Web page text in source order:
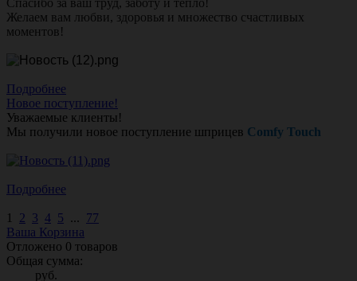
Спасибо за ваш труд, заботу и тепло!
Желаем вам любви, здоровья и множество счастливых
моментов!
Подробнее
Новое поступление!
Уважаемые клиенты!
Мы получили новое поступление шприцев Comfy Touch
Подробнее
1 2 3 4 5 ... 77
Ваша Корзина
Отложено 0 товаров
Общая сумма:
руб.